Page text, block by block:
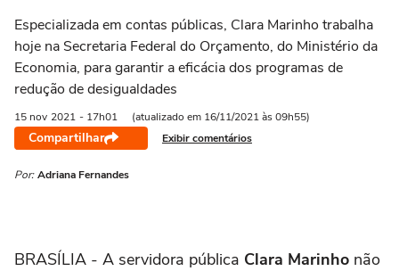
Especializada em contas públicas, Clara Marinho trabalha
hoje na Secretaria Federal do Orçamento, do Ministério da
Economia, para garantir a eficácia dos programas de
redução de desigualdades
15 nov 2021 - 17h01 (atualizado em 16/11/2021 às 09h55)
Compartilhar Exibir comentários
Por: Adriana Fernandes
BRASÍLIA - A servidora pública Clara Marinho não